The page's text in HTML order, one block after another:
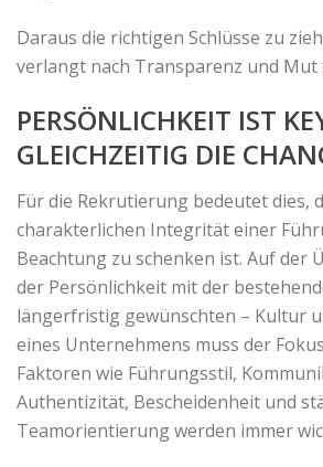
Daraus die richtigen Schlüsse zu
verlangt nach Transparenz und
PERSÖNLICHKEIT IST
GLEICHZEITIG DIE
Für die Rekrutierung bedeutet dies,
charakterlichen Integrität einer
Beachtung zu schenken ist. Auf der
der Persönlichkeit mit der
längerfristig gewünschten – Kultur
eines Unternehmens muss der
Faktoren wie Führungsstil,
Authentizität, Bescheidenheit und
Teamorientierung werden immer